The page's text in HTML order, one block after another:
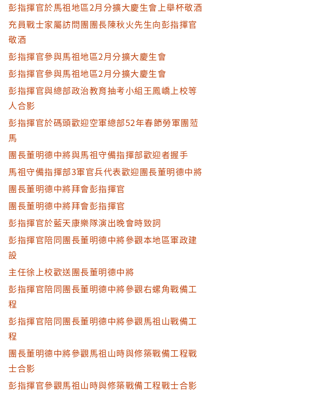
彭指揮官於馬祖地區2月分擴大慶生會上舉杯敬酒
充員戰士家屬訪問團團長陳秋火先生向彭指揮官
敬酒
彭指揮官參與馬祖地區2月分擴大慶生會
彭指揮官參與馬祖地區2月分擴大慶生會
彭指揮官與總部政治教育抽考小組王鳳嶠上校等
人合影
彭指揮官於碼頭歡迎空軍總部52年春節勞軍團蒞
馬
團長董明德中將與馬祖守備指揮部歡迎者握手
馬祖守備指揮部3軍官兵代表歡迎團長董明德中將
團長董明德中將拜會彭指揮官
團長董明德中將拜會彭指揮官
彭指揮官於藍天康樂隊演出晚會時致詞
彭指揮官陪同團長董明德中將參觀本地區軍政建
設
主任徐上校歡送團長董明德中將
彭指揮官陪同團長董明德中將參觀右螺角戰備工
程
彭指揮官陪同團長董明德中將參觀馬祖山戰備工
程
團長董明德中將參觀馬祖山時與修築戰備工程戰
士合影
彭指揮官參觀馬祖山時與修築戰備工程戰士合影